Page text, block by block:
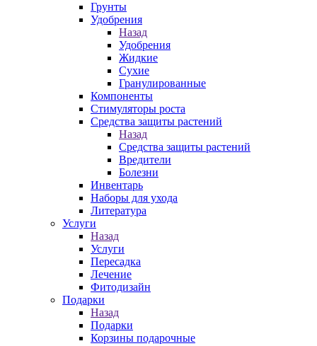
Грунты
Удобрения
Назад
Удобрения
Жидкие
Сухие
Гранулированные
Компоненты
Стимуляторы роста
Средства защиты растений
Назад
Средства защиты растений
Вредители
Болезни
Инвентарь
Наборы для ухода
Литература
Услуги
Назад
Услуги
Пересадка
Лечение
Фитодизайн
Подарки
Назад
Подарки
Корзины подарочные